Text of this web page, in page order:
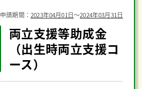
申請期間：2023年04月01日〜2024年03月31日
両立支援等助成金
（出生時両立支援コ
ース）